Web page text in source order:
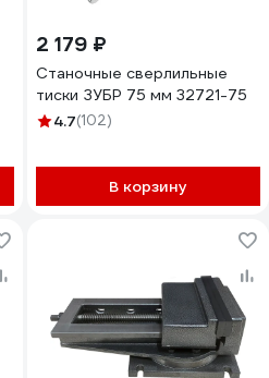
2 179 ₽
Станочные сверлильные
тиски ЗУБР 75 мм 32721-75
4.7(102)
В корзину